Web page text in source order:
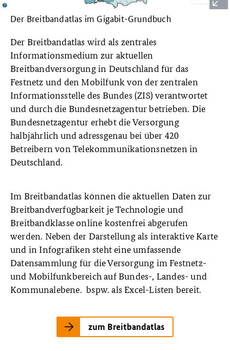
Der Breitbandatlas im Gigabit-Grundbuch
Der Breitbandatlas wird als zentrales
Informationsmedium zur aktuellen
Breitbandversorgung in Deutschland für das
Festnetz und den Mobilfunk von der zentralen
Informationsstelle des Bundes (ZIS) verantwortet
und durch die Bundesnetzagentur betrieben. Die
Bundesnetzagentur erhebt die Versorgung
halbjährlich und adressgenau bei über 420
Betreibern von Telekommunikationsnetzen in
Deutschland.
Im Breitbandatlas können die aktuellen Daten zur
Breitbandverfügbarkeit je Technologie und
Breitbandklasse online kostenfrei abgerufen
werden. Neben der Darstellung als interaktive Karte
und in Infografiken steht eine umfassende
Datensammlung für die Versorgung im Festnetz-
und Mobilfunkbereich auf Bundes-, Landes- und
Kommunalebene. bspw. als Excel-Listen bereit.
zum Breitbandatlas